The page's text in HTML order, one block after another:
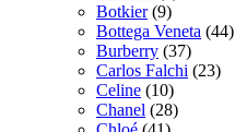
Botkier(9)
Bottega Veneta (44)
Burberry (37)
Carlos Falchi (23)
Celine (10)
Chanel (28)